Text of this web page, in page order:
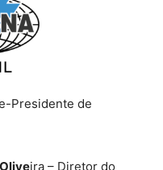
Presidente de
ira – Diretor do